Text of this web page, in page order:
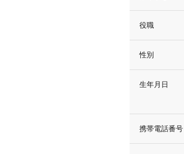
役職
性別
生年月日
携帯電話番号